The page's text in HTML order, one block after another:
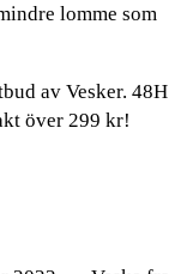
lomme som
av Vesker. 48H
över 299 kr!